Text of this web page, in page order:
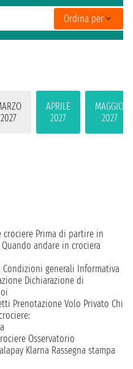
2027
APRILE
2027
MAGGIO
2027
Ordina per
crociere Prima di partire in
Quando andare in crociera
Condizioni generali Informativa
Dichiarazione di
Prenotazione Volo Privato Chi
Osservatorio
Klarna Rassegna stampa